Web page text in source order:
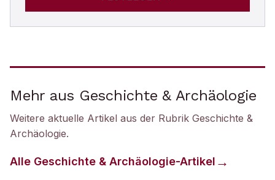
Mehr aus Geschichte & Archäologie
Weitere aktuelle Artikel aus der Rubrik Geschichte &
Archäologie.
Alle Geschichte & Archäologie-Artikel